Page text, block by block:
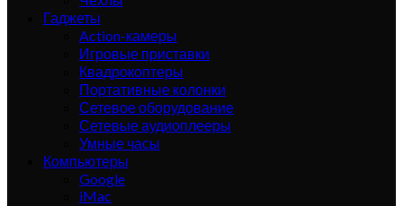
Гаджеты
Action-камеры
Игровые приставки
Квадрокоптеры
Портативные колонки
Сетевое оборудование
Сетевые аудиоплееры
Умные часы
Компьютеры
Google
iMac